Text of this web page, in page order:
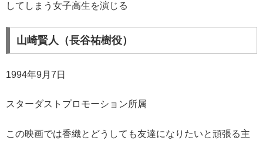
してしまう女子高生を演じる
山崎賢人（長谷祐樹役）
1994年9月7日
スターダストプロモーション所属
この映画では香織とどうしても友達になりたいと頑張る主